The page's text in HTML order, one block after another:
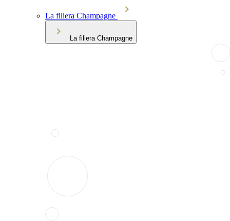
La filiera Champagne
La filiera Champagne